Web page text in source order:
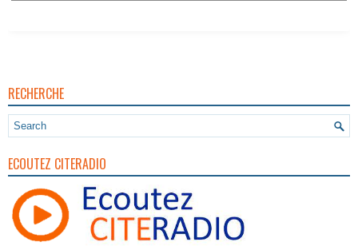
RECHERCHE
ECOUTEZ CITERADIO